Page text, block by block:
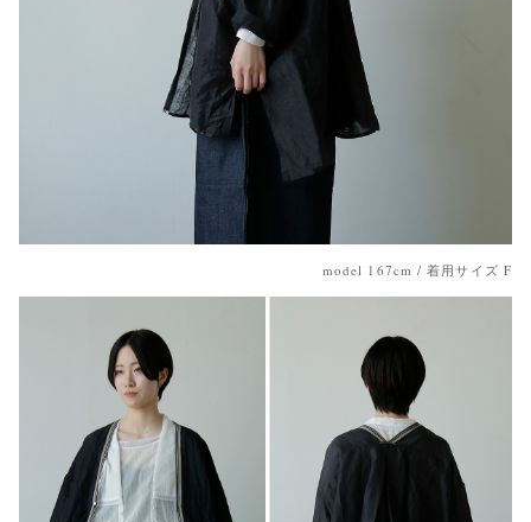
model 167cm / 着用サイズ F